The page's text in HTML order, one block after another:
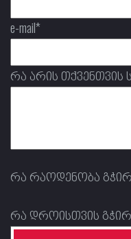
e-mail*
რა არის თქვენთვის
რა რაოდენობა
რა დროისთვის